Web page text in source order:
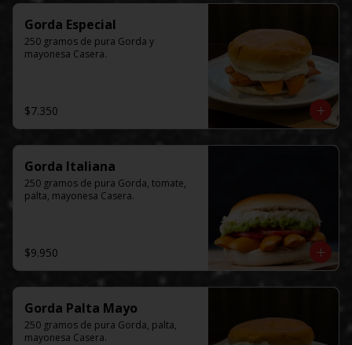
Gorda Especial
250 gramos de pura Gorda y
mayonesa Casera.
$7.350
Gorda Italiana
250 gramos de pura Gorda, tomate,
palta, mayonesa Casera.
$9.950
Gorda Palta Mayo
250 gramos de pura Gorda, palta,
mayonesa Casera.